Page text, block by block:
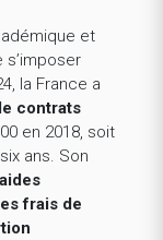
et
la France a
contrats
en 2018, soit
ans. Son
frais de